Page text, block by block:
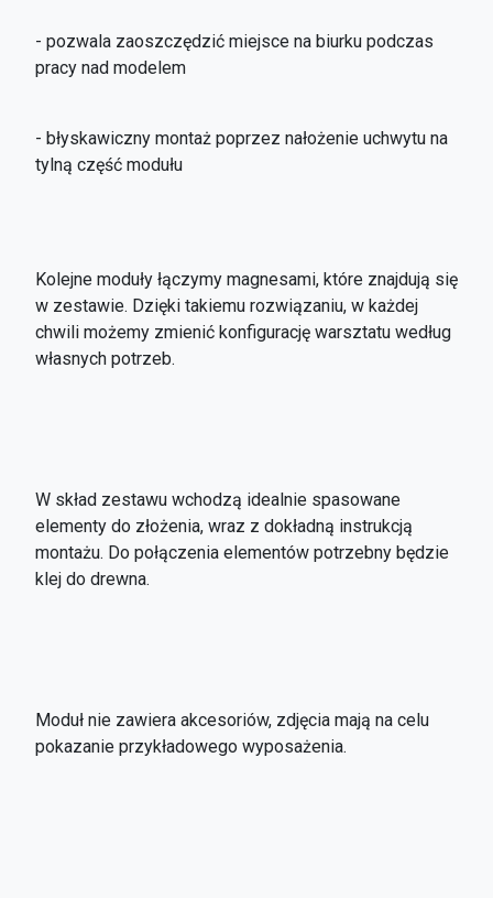
- pozwala zaoszczędzić miejsce na biurku podczas
pracy nad modelem
- błyskawiczny montaż poprzez nałożenie uchwytu na
tylną część modułu
Kolejne moduły łączymy magnesami, które znajdują się
w zestawie. Dzięki takiemu rozwiązaniu, w każdej
chwili możemy zmienić konfigurację warsztatu według
własnych potrzeb.
W skład zestawu wchodzą idealnie spasowane
elementy do złożenia, wraz z dokładną instrukcją
montażu. Do połączenia elementów potrzebny będzie
klej do drewna.
Moduł nie zawiera akcesoriów, zdjęcia mają na celu
pokazanie przykładowego wyposażenia.